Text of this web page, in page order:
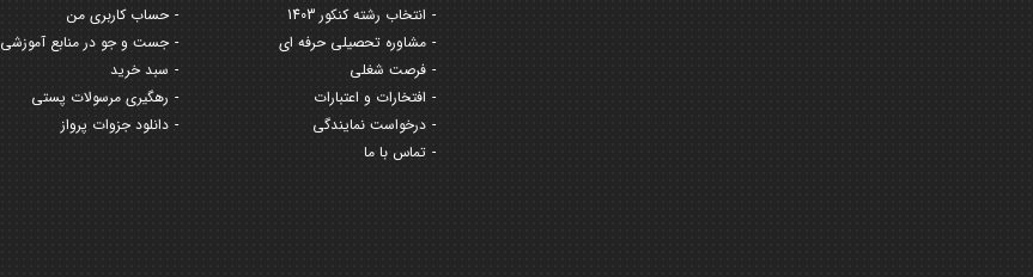
حساب کاربری من
جست و جو در منابع آموزشی
سبد خرید
رهگیری مرسولات پستی
دانلود جزوات پرواز
انتخاب رشته کنکور 1403
مشاوره تحصیلی حرفه ای
فرصت شغلی
افتخارات و اعتبارات
درخواست نمایندگی
تماس با ما